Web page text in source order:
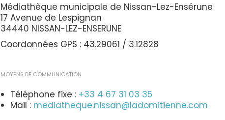
Médiathèque municipale de Nissan-Lez-Ensérune
17 Avenue de Lespignan
34440 NISSAN-LEZ-ENSERUNE
Coordonnées GPS : 43.29061 / 3.12828
MOYENS DE COMMUNICATION
Téléphone fixe : +33 4 67 31 03 35
Mail : mediatheque.nissan@ladomitienne.com